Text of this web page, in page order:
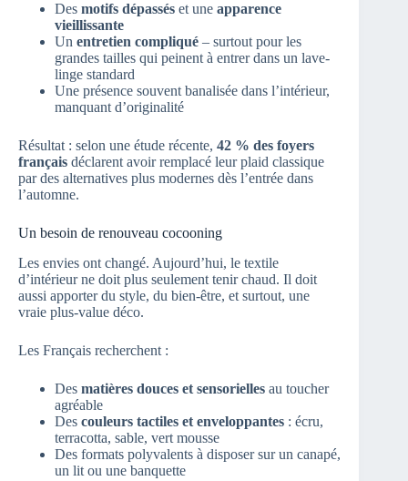
Des motifs dépassés et une apparence
vieillissante
Un entretien compliqué – surtout pour les
grandes tailles qui peinent à entrer dans un lave-
linge standard
Une présence souvent banalisée dans l’intérieur,
manquant d’originalité
Résultat : selon une étude récente, 42 % des foyers
français déclarent avoir remplacé leur plaid classique
par des alternatives plus modernes dès l’entrée dans
l’automne.
Un besoin de renouveau cocooning
Les envies ont changé. Aujourd’hui, le textile
d’intérieur ne doit plus seulement tenir chaud. Il doit
aussi apporter du style, du bien-être, et surtout, une
vraie plus-value déco.
Les Français recherchent :
Des matières douces et sensorielles au toucher
agréable
Des couleurs tactiles et enveloppantes : écru,
terracotta, sable, vert mousse
Des formats polyvalents à disposer sur un canapé,
un lit ou une banquette